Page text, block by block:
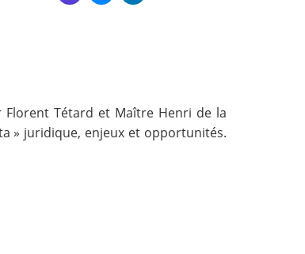
Tétard et Maître Henri de la
» juridique, enjeux et opportunités.